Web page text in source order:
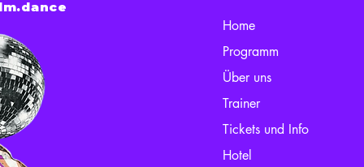
Home
Programm
Über uns
Trainer
Tickets und Info
Hotel